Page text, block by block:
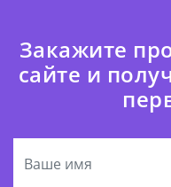
Закажите
сайте и